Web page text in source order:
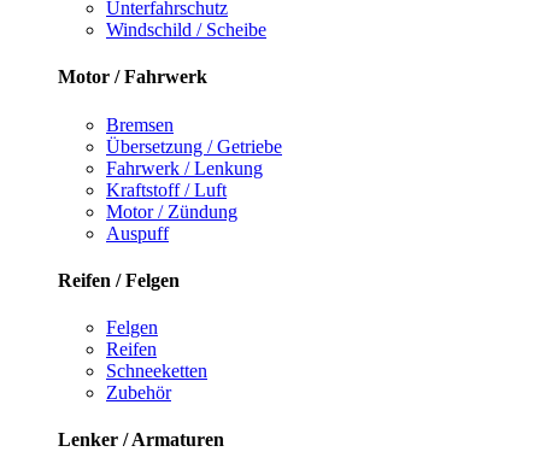
Unterfahrschutz
Windschild / Scheibe
Motor / Fahrwerk
Bremsen
Übersetzung / Getriebe
Fahrwerk / Lenkung
Kraftstoff / Luft
Motor / Zündung
Auspuff
Reifen / Felgen
Felgen
Reifen
Schneeketten
Zubehör
Lenker / Armaturen